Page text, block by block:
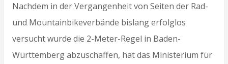
Nachdem in der Vergangenheit von Seiten der Rad-
und Mountainbikeverbände bislang erfolglos
versucht wurde die 2-Meter-Regel in Baden-
Württemberg abzuschaffen, hat das Ministerium für